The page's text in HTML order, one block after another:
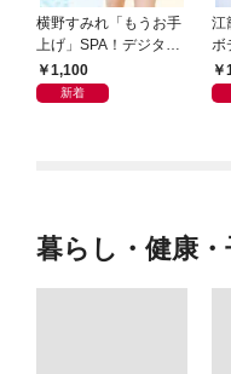
横野すみれ「もうお手
上げ」SPA！デジタル
写真集
1,100
新着
江
ボ
ル
暮らし・健康